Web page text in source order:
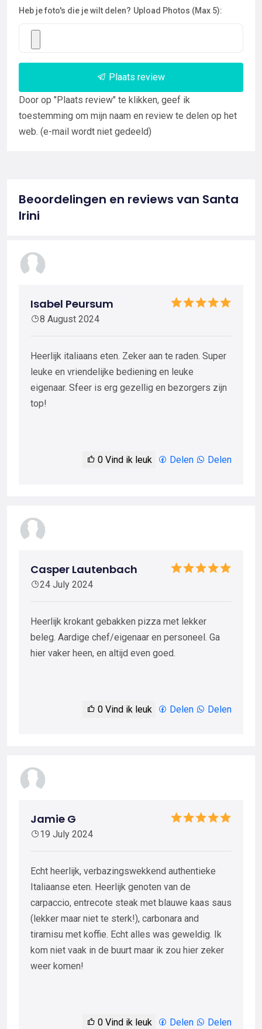
Heb je foto's die je wilt delen? Upload Photos (Max 5):
Plaats review
Door op "Plaats review" te klikken, geef ik
toestemming om mijn naam en review te delen op het
web. (e-mail wordt niet gedeeld)
Beoordelingen en reviews van Santa
Irini
Isabel Peursum
8 August 2024
Heerlijk italiaans eten. Zeker aan te raden. Super
leuke en vriendelijke bediening en leuke
eigenaar. Sfeer is erg gezellig en bezorgers zijn
top!
0 Vind ik leuk Delen Delen
Casper Lautenbach
24 July 2024
Heerlijk krokant gebakken pizza met lekker
beleg. Aardige chef/eigenaar en personeel. Ga
hier vaker heen, en altijd even goed.
0 Vind ik leuk Delen Delen
Jamie G
19 July 2024
Echt heerlijk, verbazingswekkend authentieke
Italiaanse eten. Heerlijk genoten van de
carpaccio, entrecote steak met blauwe kaas saus
(lekker maar niet te sterk!), carbonara and
tiramisu met koffie. Echt alles was geweldig. Ik
kom niet vaak in de buurt maar ik zou hier zeker
weer komen!
0 Vind ik leuk Delen Delen